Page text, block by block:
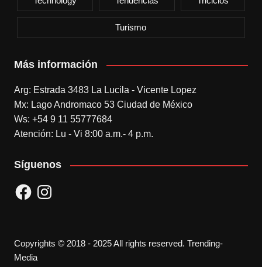
Turismo
Más información
Arg: Estrada 3483 La Lucila - Vicente Lopez
Mx: Lago Andromaco 53 Ciudad de México
Ws: +54 9 11 55777684
Atención: Lu - Vi 8:00 a.m.- 4 p.m.
Síguenos
FacebookInstagram
Copyrights © 2018 - 2025 All rights reserved. Trending-
Media